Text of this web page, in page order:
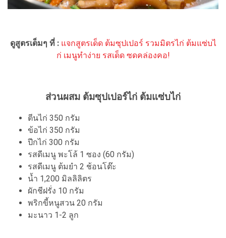
ดูสูตรเต็มๆ ที่ : แจกสูตรเด็ด ต้มซุปเปอร์ รวมมิตรไก่ ต้มแซ่บไ
ก่ เมนูทำง่าย รสเด็ด ซดคล่องคอ!
ส่วนผสม ต้มซุปเปอร์ไก่ ต้มแซ่บไก่
ตีนไก่ 350 กรัม
ข้อไก่ 350 กรัม
ปีกไก่ 300 กรัม
รสดีเมนู พะโล้ 1 ซอง (60 กรัม)
รสดีเมนู ต้มยำ 2 ช้อนโต๊ะ
น้ำ 1,200 มิลลิลิตร
ผักชีฝรั่ง 10 กรัม
พริกขี้หนูสวน 20 กรัม
มะนาว 1-2 ลูก